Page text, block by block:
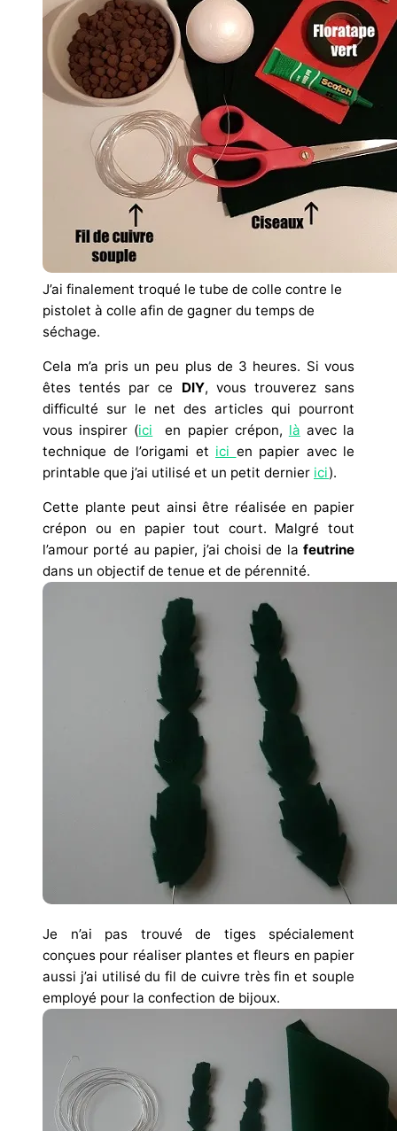
J’ai finalement troqué le tube de colle contre le
pistolet à colle afin de gagner du temps de
séchage.
Cela m’a pris un peu plus de 3 heures. Si vous
êtes tentés par ce DIY, vous trouverez sans
difficulté sur le net des articles qui pourront
vous inspirer (ici en papier crépon, là avec la
technique de l’origami et ici en papier avec le
printable que j’ai utilisé et un petit dernier ici).
Cette plante peut ainsi être réalisée en papier
crépon ou en papier tout court. Malgré tout
l’amour porté au papier, j’ai choisi de la feutrine
dans un objectif de tenue et de pérennité.
Je n’ai pas trouvé de tiges spécialement
conçues pour réaliser plantes et fleurs en papier
aussi j’ai utilisé du fil de cuivre très fin et souple
employé pour la confection de bijoux.